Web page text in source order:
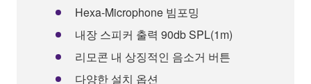
Hexa-Microphone 빔포밍
내장 스피커 출력 90db SPL(1m)
리모콘 내 상징적인 음소거 버튼
다양한 설치 옵션